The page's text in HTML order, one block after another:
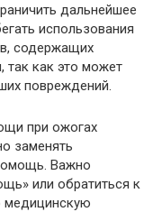
дальнейшее
использования
содержащих
так как это может
повреждений.
при ожогах
заменять
Важно
или обратиться к
медицинскую